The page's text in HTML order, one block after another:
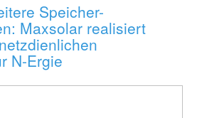
Speicher-
Maxsolar realisiert
N-Ergie